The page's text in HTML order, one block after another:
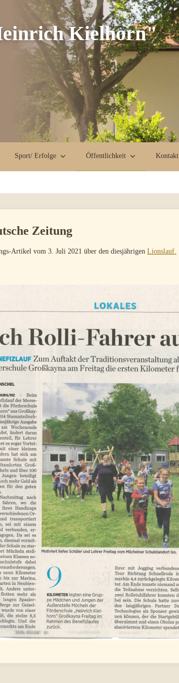
Kielhorn"
Zeitung
vom 3. Juli 2021 über den diesjährigen Lionslauf.
Sport/ Erfolge Öffentlichkeit Kontakt